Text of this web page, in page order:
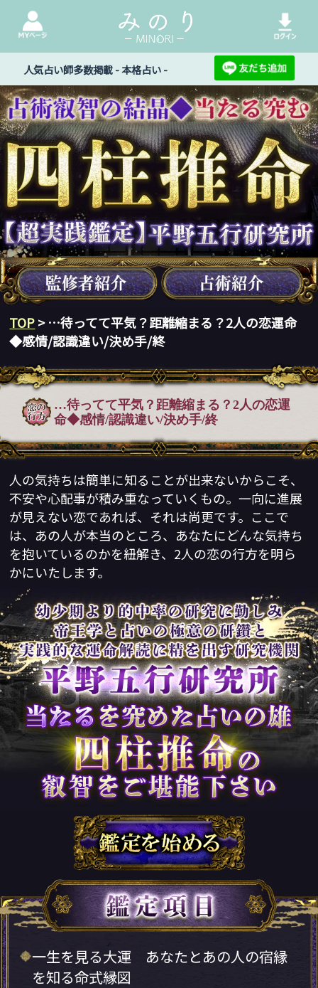
人気占い師多数掲載 - 本格占い -
TOP> …待ってて平気？距離縮まる？2人の恋運命
◆感情/認識違い/決め手/終
…待ってて平気？距離縮まる？2人の恋運
命◆感情/認識違い/決め手/終
人の気持ちは簡単に知ることが出来ないからこそ、
不安や心配事が積み重なっていくもの。一向に進展
が見えない恋であれば、それは尚更です。ここで
は、あの人が本当のところ、あなたにどんな気持ち
を抱いているのかを紐解き、2人の恋の行方を明ら
かにいたします。
一生を見る大運 あなたとあの人の宿縁
を知る命式縁図